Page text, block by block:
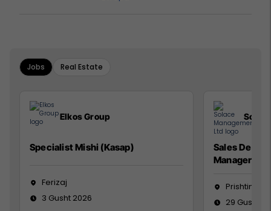
Jobs Real Estate
Elkos Group
Specialist Mishi (Kasap)
Ferizaj
3 Gusht 2026
Sales
Manager
Prishtinë
29 Gusht